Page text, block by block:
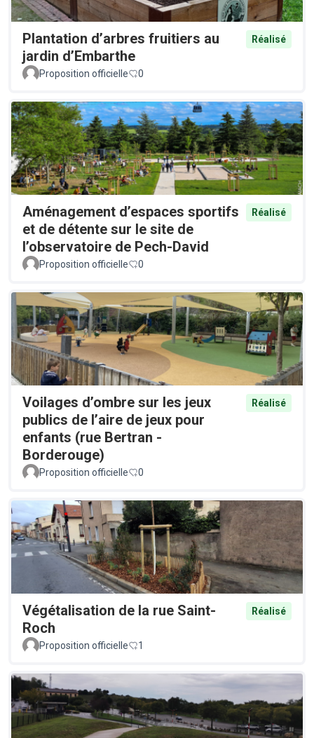
Plantation d’arbres fruitiers au
jardin d’Embarthe
Réalisé
Proposition officielle 0
Aménagement d’espaces sportifs
et de détente sur le site de
l’observatoire de Pech-David
Réalisé
Proposition officielle 0
Voilages d’ombre sur les jeux
publics de l’aire de jeux pour
enfants (rue Bertran -
Borderouge)
Réalisé
Proposition officielle 0
Végétalisation de la rue Saint-
Roch
Réalisé
Proposition officielle 1